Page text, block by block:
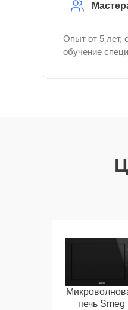
Опыт от 5 лет,
обучение
печь Smeg